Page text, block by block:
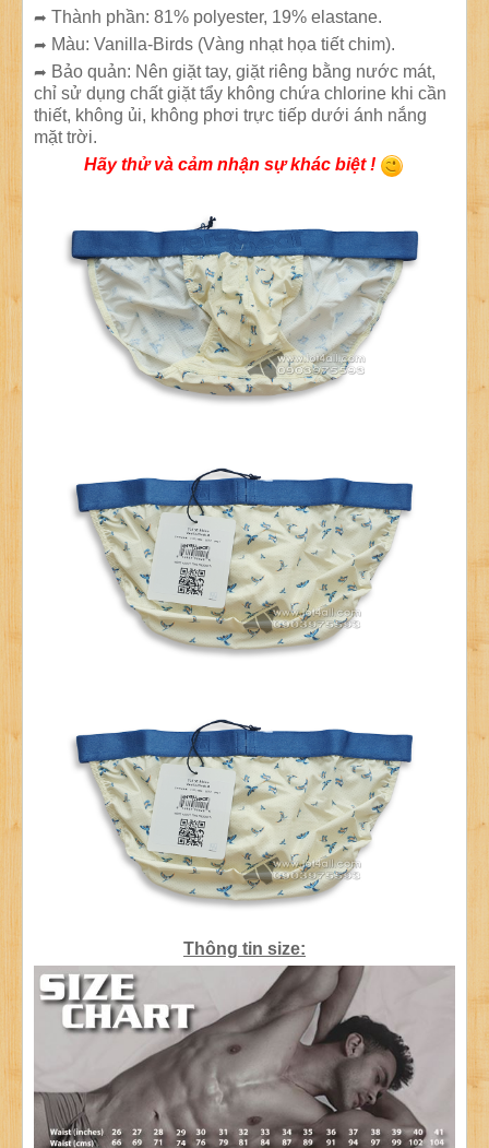
➦ Thành phần: 81% polyester, 19% elastane.
➦ Màu: Vanilla-Birds (Vàng nhạt họa tiết chim).
➦ Bảo quản: Nên giặt tay, giặt riêng bằng nước mát,
chỉ sử dụng chất giặt tẩy không chứa chlorine khi cần
thiết, không ủi, không phơi trực tiếp dưới ánh nắng
mặt trời.
Hãy thử và cảm nhận sự khác biệt !
Thông tin size: